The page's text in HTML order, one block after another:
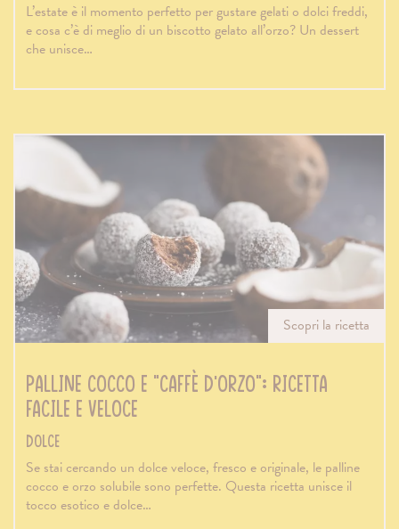
L’estate è il momento perfetto per gustare gelati o dolci freddi,
e cosa c’è di meglio di un biscotto gelato all’orzo? Un dessert
che unisce…
Scopri la ricetta
Palline cocco e “caffè d’orzo”: ricetta
facile e veloce
Dolce
Se stai cercando un dolce veloce, fresco e originale, le palline
cocco e orzo solubile sono perfette. Questa ricetta unisce il
tocco esotico e dolce…